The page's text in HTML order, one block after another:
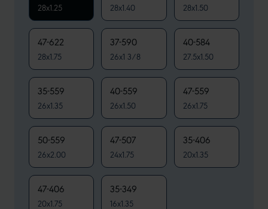
28x1.25 28x1.40 28x1.50
47-622
28x1.75
37-590
26x1 3/8
40-584
27.5x1.50
35-559
26x1.35
40-559
26x1.50
47-559
26x1.75
50-559
26x2.00
47-507
24x1.75
35-406
20x1.35
47-406
20x1.75
35-349
16x1.35